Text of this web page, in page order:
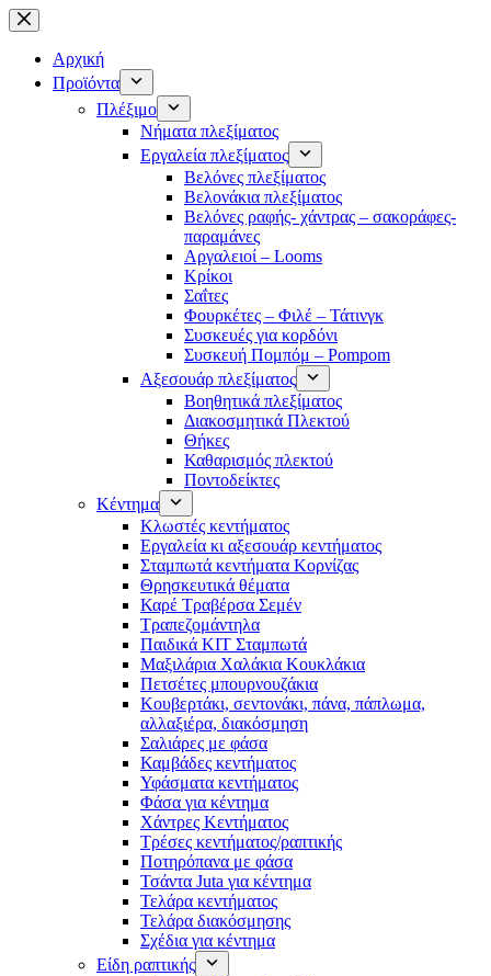
Μετάβαση
στο
περιεχόμενο
Αρχική
Προϊόντα
Πλέξιμο
Νήματα πλεξίματος
Εργαλεία πλεξίματος
Βελόνες πλεξίματος
Βελονάκια πλεξίματος
Βελόνες ραφής- χάντρας – σακοράφες-
παραμάνες
Αργαλειοί – Looms
Κρίκοι
Σαΐτες
Φουρκέτες – Φιλέ – Τάτινγκ
Συσκευές για κορδόνι
Συσκευή Πομπόμ – Pompom
Αξεσουάρ πλεξίματος
Βοηθητικά πλεξίματος
Διακοσμητικά Πλεκτού
Θήκες
Καθαρισμός πλεκτού
Ποντοδείκτες
Κέντημα
Κλωστές κεντήματος
Eργαλεία κι αξεσουάρ κεντήματος
Σταμπωτά κεντήματα Κορνίζας
Θρησκευτικά θέματα
Καρέ Τραβέρσα Σεμέν
Τραπεζομάντηλα
Παιδικά KIT Σταμπωτά
Μαξιλάρια Χαλάκια Κουκλάκια
Πετσέτες μπουρνουζάκια
Κουβερτάκι, σεντονάκι, πάνα, πάπλωμα,
αλλαξιέρα, διακόσμηση
Σαλιάρες με φάσα
Καμβάδες κεντήματος
Υφάσματα κεντήματος
Φάσα για κέντημα
Χάντρες Κεντήματος
Τρέσες κεντήματος/ραπτικής
Ποτηρόπανα με φάσα
Τσάντα Juta για κέντημα
Τελάρα κεντήματος
Τελάρα διακόσμησης
Σχέδια για κέντημα
Είδη ραπτικής